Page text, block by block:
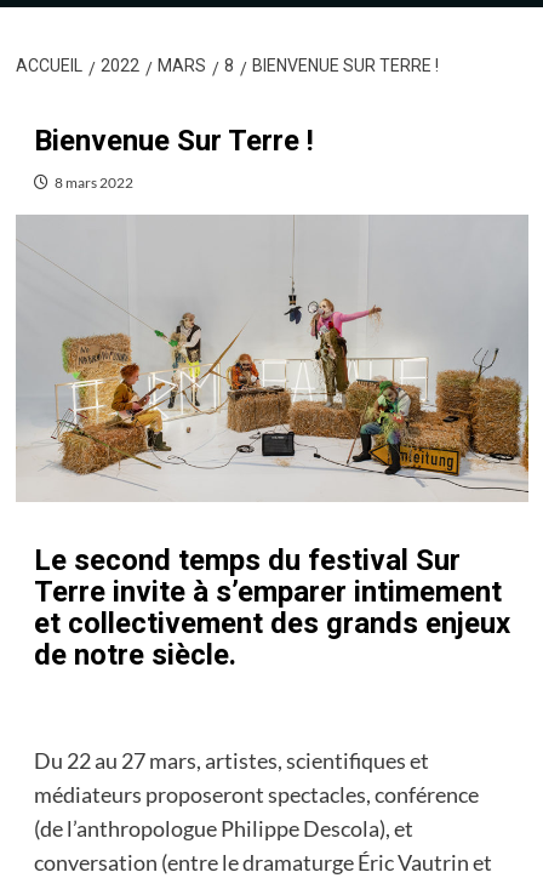
ACCUEIL 2022 MARS 8 BIENVENUE SUR TERRE !
Bienvenue Sur Terre !
8 mars 2022
Le second temps du festival Sur
Terre invite à s’emparer intimement
et collectivement des grands enjeux
de notre siècle.
Du 22 au 27 mars, artistes, scientifiques et
médiateurs proposeront spectacles, conférence
(de l’anthropologue Philippe Descola), et
conversation (entre le dramaturge Éric Vautrin et